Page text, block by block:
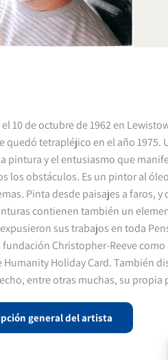
10 de octubre de 1962 en
quedó tetrapléjico en el año 1975.
pintura y el entusiasmo que
los obstáculos. Es un pintor al
Pinta desde paisajes a faros,
contienen también un
sus trabajos en toda
Christopher-Reeve
Holiday Card. También
entre otras muchas, su propia
general del artista